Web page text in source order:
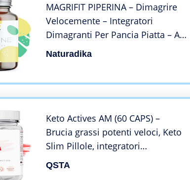
MAGRIFIT PIPERINA – Dimagrire
Velocemente – Integratori
Dimagranti Per Pancia Piatta – Al
Top Tra I Brucia Grassi Potenti
Naturadika
Keto Actives AM (60 CAPS) –
Brucia grassi potenti veloci, Keto
Slim Pillole, integratori
dimagranti brucia grassi potenti,
Dimagrante velocemente,
QSTA